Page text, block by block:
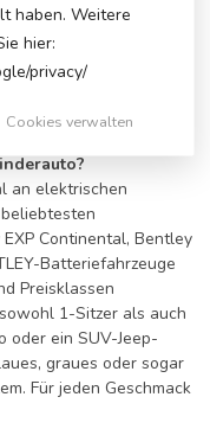
an elektrischen
Continental, Bentley
Batteriefahrzeuge
Preisklassen
1-Sitzer als auch
oder ein SUV-Jeep-
graues oder sogar
Für jeden Geschmack
haben. Weitere
hier:
privacy/
Cookies verwalten